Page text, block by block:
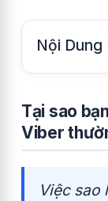
Nội Dung
Tại sao
Viber
Việc sao